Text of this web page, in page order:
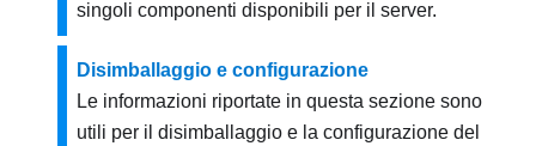
singoli componenti disponibili per il server.
Disimballaggio e configurazione
Le informazioni riportate in questa sezione sono
utili per il disimballaggio e la configurazione del